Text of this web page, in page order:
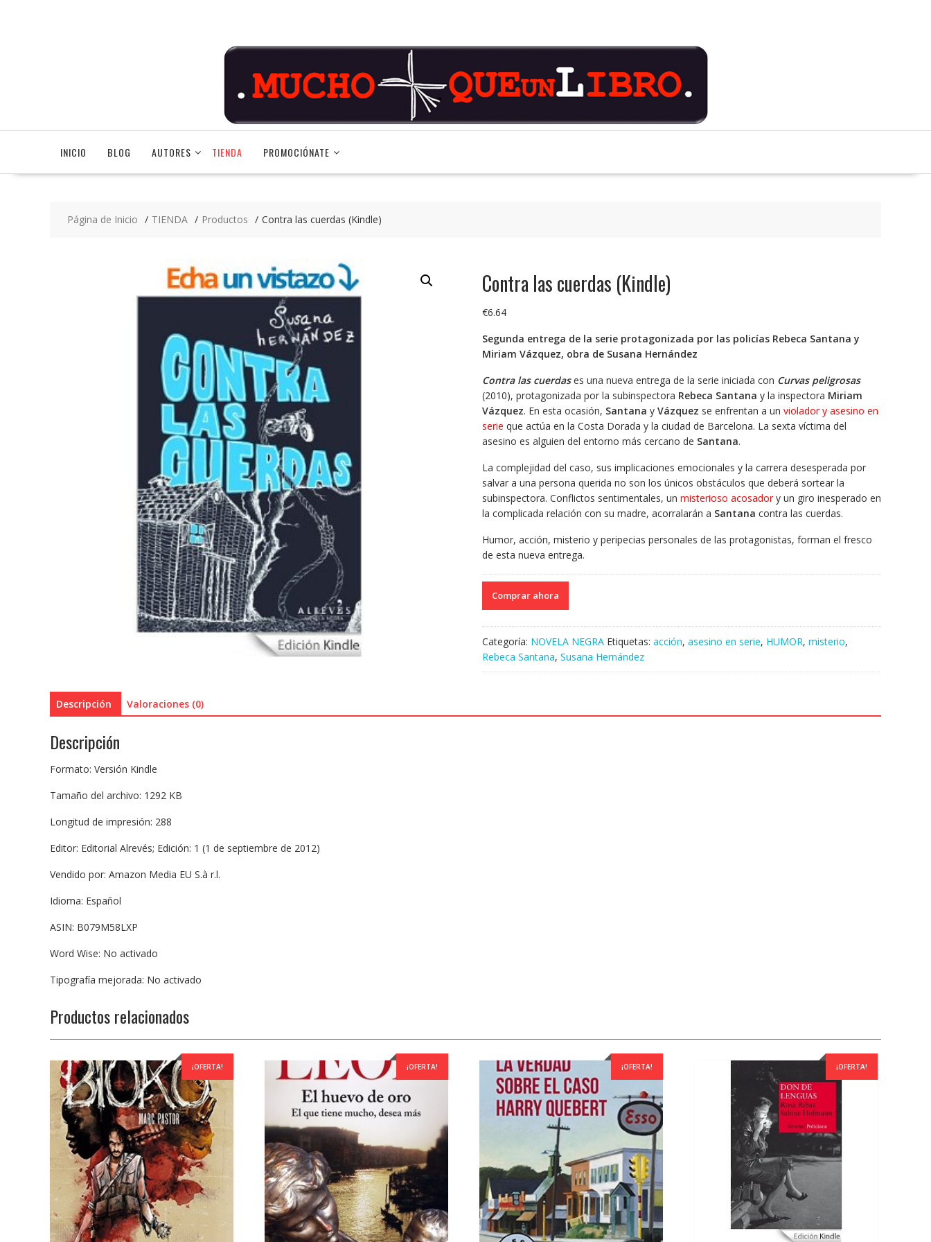
INICIO BLOG AUTORES TIENDA PROMOCIÓNATE
Página de Inicio TIENDA Productos Contra las cuerdas (Kindle)
Contra las cuerdas (Kindle)
€6.64
Segunda entrega de la serie protagonizada por las policías Rebeca Santana y
Miriam Vázquez, obra de Susana Hernández
Contra las cuerdases una nueva entrega de la serie iniciada con Curvas peligrosas
(2010), protagonizada por la subinspectora Rebeca Santana y la inspectora Miriam
Vázquez. En esta ocasión, Santana y Vázquez se enfrentan a un violador y asesino en
serie que actúa en la Costa Dorada y la ciudad de Barcelona. La sexta víctima del
asesino es alguien del entorno más cercano de Santana.
La complejidad del caso, sus implicaciones emocionales y la carrera desesperada por
salvar a una persona querida no son los únicos obstáculos que deberá sortear la
subinspectora. Conflictos sentimentales, un misterioso acosadory un giro inesperado en
la complicada relación con su madre, acorralarán a Santana contra las cuerdas.
Humor, acción, misterio y peripecias personales de las protagonistas, forman el fresco
de esta nueva entrega.
Comprar ahora
Categoría: NOVELA NEGRA Etiquetas: acción, asesino en serie, HUMOR, misterio,
Rebeca Santana, Susana Hernández
Descripción Valoraciones (0)
Descripción
Formato: Versión Kindle
Tamaño del archivo: 1292 KB
Longitud de impresión: 288
Editor: Editorial Alrevés; Edición: 1 (1 de septiembre de 2012)
Vendido por: Amazon Media EU S.à r.l.
Idioma: Español
ASIN: B079M58LXP
Word Wise: No activado
Tipografía mejorada: No activado
Productos relacionados
¡OFERTA! ¡OFERTA! ¡OFERTA! ¡OFERTA!